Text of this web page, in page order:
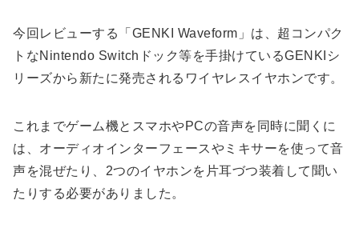
今回レビューする「GENKI Waveform」は、超コンパク
トなNintendo Switchドック等を手掛けているGENKIシ
リーズから新たに発売されるワイヤレスイヤホンです。
これまでゲーム機とスマホやPCの音声を同時に聞くに
は、オーディオインターフェースやミキサーを使って音
声を混ぜたり、2つのイヤホンを片耳づつ装着して聞い
たりする必要がありました。